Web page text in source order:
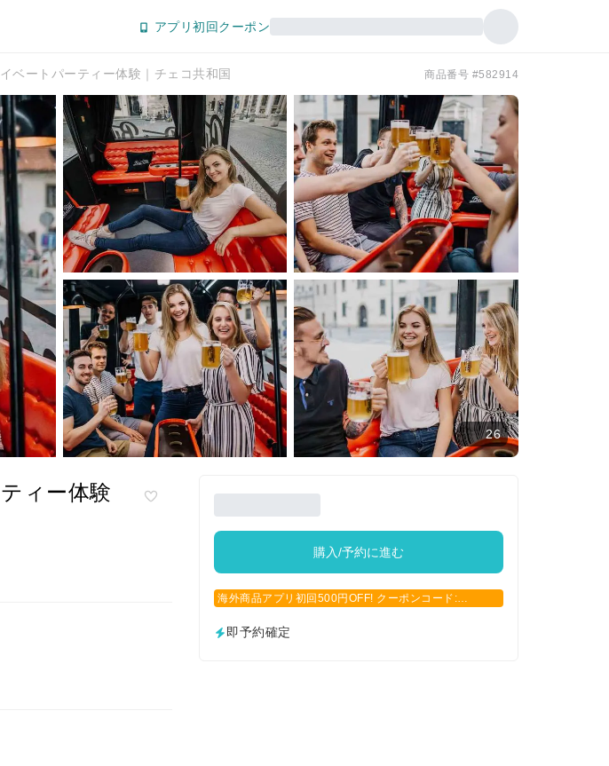
アプリ初回クーポン
ベートパーティー体験｜チェコ共和国 商品番号 #582914
26
ィー体験
購入/予約に進む
海外商品アプリ初回500円OFF! クーポンコード:
即予約確定